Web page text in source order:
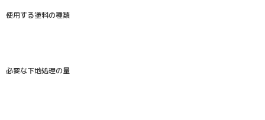
使用する塗料の種類
必要な下地処理の量